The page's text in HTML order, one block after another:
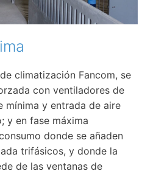
climatización Fancom, se
con ventiladores de
mínima y entrada de aire
y en fase máxima
donde se añaden
trifásicos, y donde la
de las ventanas de